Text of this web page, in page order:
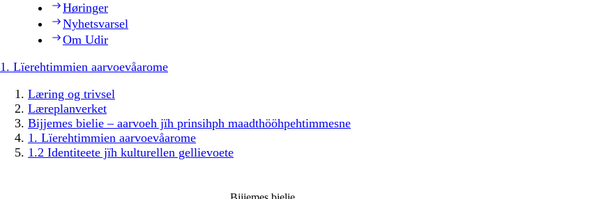
Høringer
Nyhetsvarsel
Om Udir
1. Lïerehtimmien aarvoevåarome
Læring og trivsel
Læreplanverket
Bijjemes bielie – aarvoeh jïh prinsihph maadthööhpehtimmesne
1. Lïerehtimmien aarvoevåarome
1.2 Identiteete jïh kulturellen gellievoete